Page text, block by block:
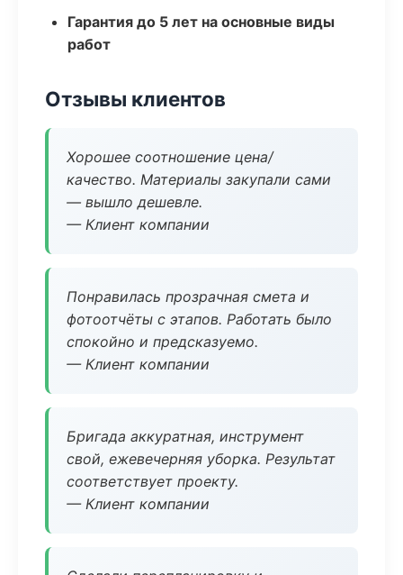
Гарантия до 5 лет на основные виды
работ
Отзывы клиентов
Хорошее соотношение цена/
качество. Материалы закупали сами
— вышло дешевле.
— Клиент компании
Понравилась прозрачная смета и
фотоотчёты с этапов. Работать было
спокойно и предсказуемо.
— Клиент компании
Бригада аккуратная, инструмент
свой, ежевечерняя уборка. Результат
соответствует проекту.
— Клиент компании